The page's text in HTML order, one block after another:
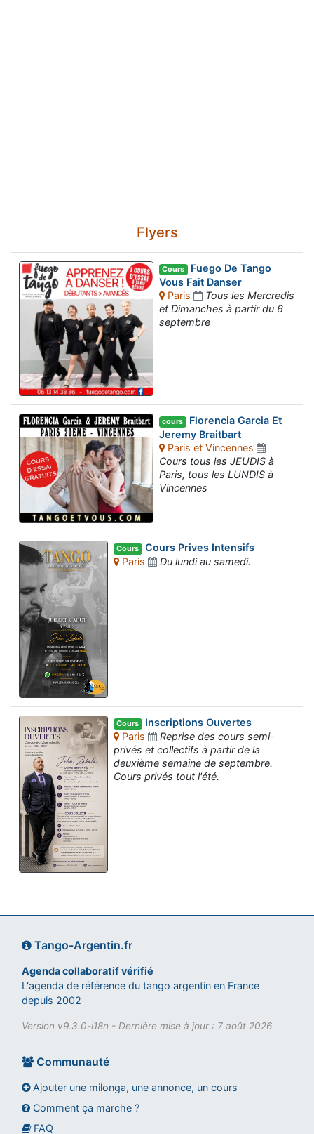
Flyers
Cours Fuego De Tango
Vous Fait Danser
Paris
Tous les Mercredis
et Dimanches à partir du 6
septembre
cours Florencia Garcia Et
Jeremy Braitbart
Paris et Vincennes
Cours tous les JEUDIS à
Paris, tous les LUNDIS à
Vincennes
Cours Cours Prives Intensifs
Paris
Du lundi au samedi.
Cours Inscriptions Ouvertes
Paris
Reprise des cours semi-
privés et collectifs à partir de la
deuxième semaine de septembre.
Cours privés tout l'été.
Tango-Argentin.fr
Agenda collaboratif vérifié
L'agenda de référence du tango argentin en France
depuis 2002
Version v9.3.0-i18n - Dernière mise à jour : 7 août 2026
Communauté
Ajouter une milonga, une annonce, un cours
Comment ça marche ?
FAQ
Assistant tango-argentin.fr